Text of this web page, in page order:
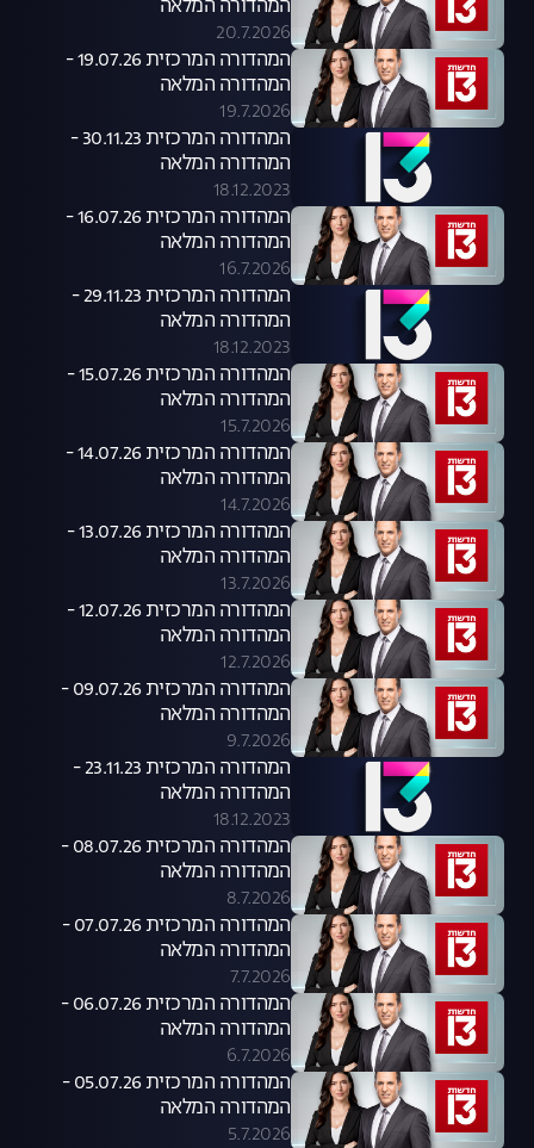
המהדורה המלאה
20.7.2026
המהדורה המרכזית 19.07.26 -
המהדורה המלאה
19.7.2026
המהדורה המרכזית 30.11.23 -
המהדורה המלאה
18.12.2023
המהדורה המרכזית 16.07.26 -
המהדורה המלאה
16.7.2026
המהדורה המרכזית 29.11.23 -
המהדורה המלאה
18.12.2023
המהדורה המרכזית 15.07.26 -
המהדורה המלאה
15.7.2026
המהדורה המרכזית 14.07.26 -
המהדורה המלאה
14.7.2026
המהדורה המרכזית 13.07.26 -
המהדורה המלאה
13.7.2026
המהדורה המרכזית 12.07.26 -
המהדורה המלאה
12.7.2026
המהדורה המרכזית 09.07.26 -
המהדורה המלאה
9.7.2026
המהדורה המרכזית 23.11.23 -
המהדורה המלאה
18.12.2023
המהדורה המרכזית 08.07.26 -
המהדורה המלאה
8.7.2026
המהדורה המרכזית 07.07.26 -
המהדורה המלאה
7.7.2026
המהדורה המרכזית 06.07.26 -
המהדורה המלאה
6.7.2026
המהדורה המרכזית 05.07.26 -
המהדורה המלאה
5.7.2026